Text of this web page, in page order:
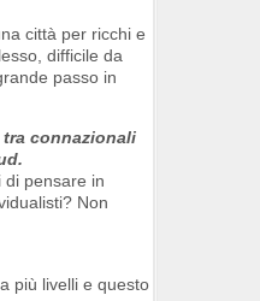
città per ricchi e
difficile da
passo in
connazionali
di pensare in
Non
più livelli e questo